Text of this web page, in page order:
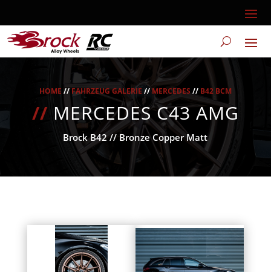
HOME // FAHRZEUG GALERIE //MERCEDES // B42 BCM
// MERCEDES C43 AMG
Brock B42 // Bronze Copper Matt